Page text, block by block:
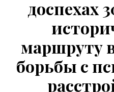
доспехах
маршруту
борьбы с